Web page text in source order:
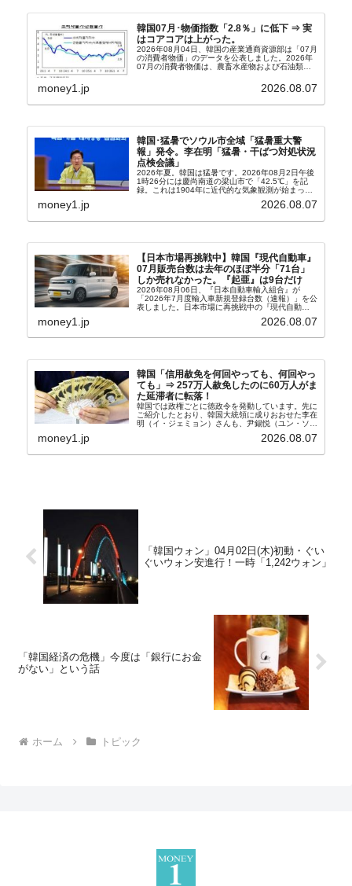
韓国07月･物価指数「2.8％」に低下 ⇒ 実
はコアコアは上がった。
2026年08月04日、韓国の産業通商資源部は「07月
の消費者物価」のデータを公表しました。2026年
07月の消費者物価は、農畜水産物および石油類の
2.8％上昇（06月は3.2％）となり、上昇率は前...
money1.jp 2026.08.07
韓国･猛暑でソウル市全域「猛暑重大警
報」発令。李在明「猛暑・干ばつ対処状況
点検会議」
2026年夏。韓国は猛暑です。2026年08月2日午後
1時26分には慶尚南道の梁山市で「42.5℃」を記
録。これは1904年に近代的な気象観測が始まって
以来の韓国史上最高気温です。08月04日には、ソ
ウル市全域への「猛暑重大警報」が発令され...
money1.jp 2026.08.07
【日本市場再挑戦中】韓国『現代自動車』
07月販売台数は去年のほぼ半分「71台」
しか売れなかった。『起亜』は9台だけ
2026年08月06日、『日本自動車輸入組合』が
「2026年7月度輸入車新規登録台数（速報）」を公
表しました。日本市場に再挑戦中の『現代自動
台数はこの中に捉えられているはずです。先月から
money1.jp 2026.08.07
韓国「信用赦免を何回やっても、何回やっ
ても」⇒ 257万人赦免したのに60万人がま
た延滞者に転落！
韓国では政権ごとに徳政令を発動しています。先に
ご紹介したとおり、韓国大統領に成りおおせた李在
明（イ・ジェミョン）さんも、尹錫悦（ユン・ソギ
バンクにして不良債権の買い取りを行い、分割償還
money1.jp 2026.08.07
「韓国ウォン」04月02日(木)初動・ぐい
ぐいウォン安進行！一時「1,242ウォン」
「韓国経済の危機」今度は「銀行にお金
がない」という話
ホーム トピック